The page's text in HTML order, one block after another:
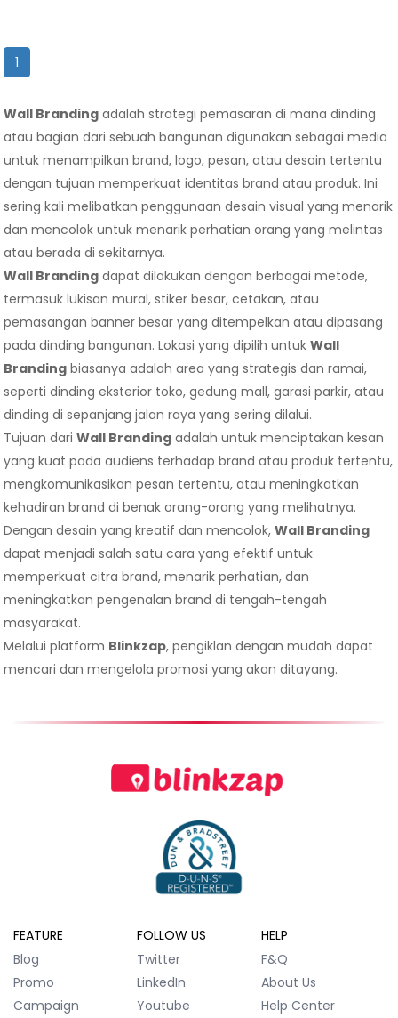
1
Wall Branding adalah strategi pemasaran di mana dinding
atau bagian dari sebuah bangunan digunakan sebagai media
untuk menampilkan brand, logo, pesan, atau desain tertentu
dengan tujuan memperkuat identitas brand atau produk. Ini
sering kali melibatkan penggunaan desain visual yang menarik
dan mencolok untuk menarik perhatian orang yang melintas
atau berada di sekitarnya.
Wall Branding dapat dilakukan dengan berbagai metode,
termasuk lukisan mural, stiker besar, cetakan, atau
pemasangan banner besar yang ditempelkan atau dipasang
pada dinding bangunan. Lokasi yang dipilih untukWall
Branding biasanya adalah area yang strategis dan ramai,
seperti dinding eksterior toko, gedung mall, garasi parkir, atau
dinding di sepanjang jalan raya yang sering dilalui.
Tujuan dariWall Branding adalah untuk menciptakan kesan
yang kuat pada audiens terhadap brand atau produk tertentu,
mengkomunikasikan pesan tertentu, atau meningkatkan
kehadiran brand di benak orang-orang yang melihatnya.
Dengan desain yang kreatif dan mencolok,Wall Branding
dapat menjadi salah satu cara yang efektif untuk
memperkuat citra brand, menarik perhatian, dan
meningkatkan pengenalan brand di tengah-tengah
masyarakat.
Melalui platform Blinkzap, pengiklan dengan mudah dapat
mencari dan mengelola promosi yang akan ditayang.
FEATURE
Blog
Promo
Campaign
FOLLOW US
Twitter
LinkedIn
Youtube
HELP
F&Q
About Us
Help Center